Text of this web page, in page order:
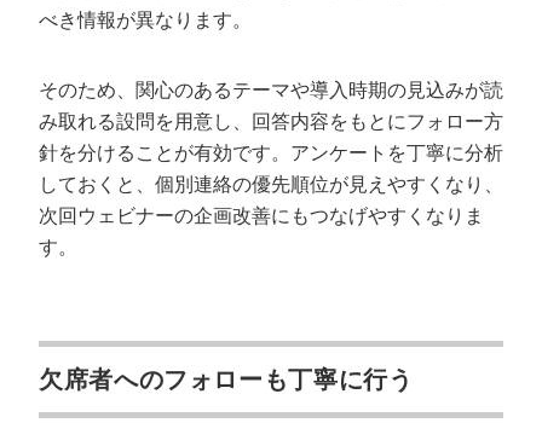
べき情報が異なります。
そのため、関心のあるテーマや導入時期の見込みが読
み取れる設問を用意し、回答内容をもとにフォロー方
針を分けることが有効です。アンケートを丁寧に分析
しておくと、個別連絡の優先順位が見えやすくなり、
次回ウェビナーの企画改善にもつなげやすくなりま
す。
欠席者へのフォローも丁寧に行う